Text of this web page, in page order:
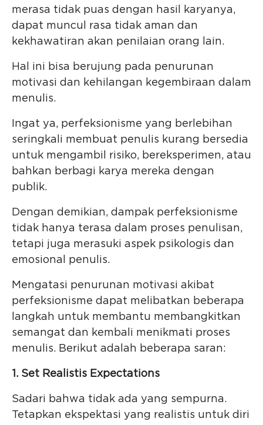
merasa tidak puas dengan hasil karyanya,
dapat muncul rasa tidak aman dan
kekhawatiran akan penilaian orang lain.
Hal ini bisa berujung pada penurunan
motivasi dan kehilangan kegembiraan dalam
menulis.
Ingat ya, perfeksionisme yang berlebihan
seringkali membuat penulis kurang bersedia
untuk mengambil risiko, bereksperimen, atau
bahkan berbagi karya mereka dengan
publik.
Dengan demikian, dampak perfeksionisme
tidak hanya terasa dalam proses penulisan,
tetapi juga merasuki aspek psikologis dan
emosional penulis.
Mengatasi penurunan motivasi akibat
perfeksionisme dapat melibatkan beberapa
langkah untuk membantu membangkitkan
semangat dan kembali menikmati proses
menulis. Berikut adalah beberapa saran:
1. Set Realistis Expectations
Sadari bahwa tidak ada yang sempurna.
Tetapkan ekspektasi yang realistis untuk diri